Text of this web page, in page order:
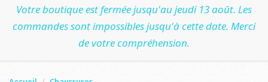
Votre boutique est fermée jusqu'au jeudi 13 août. Les
commandes sont impossibles jusqu'à cette date. Merci
de votre compréhension.